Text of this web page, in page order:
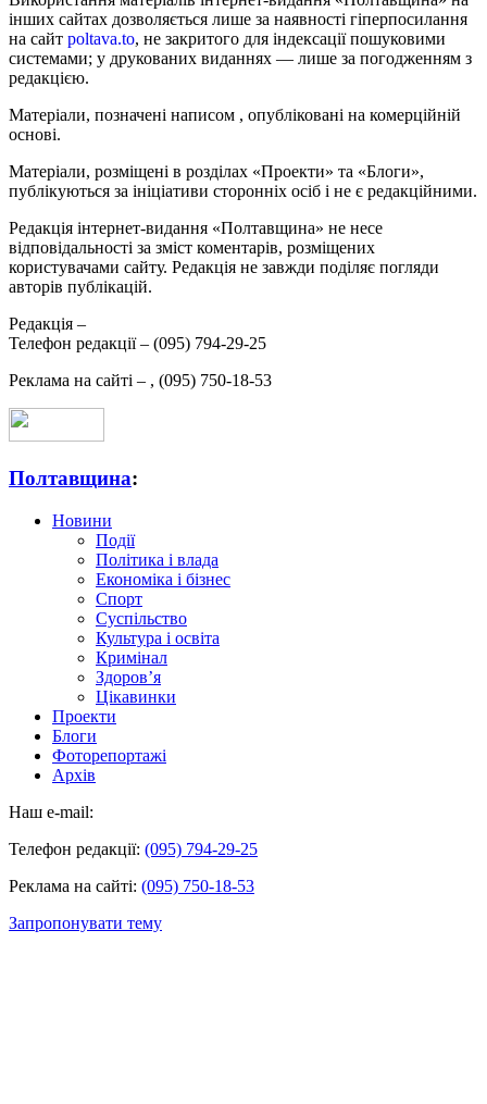
інших сайтах дозволяється лише за наявності гіперпосилання
на сайт poltava.to, не закритого для індексації пошуковими
системами; у друкованих виданнях — лише за погодженням з
редакцією.
Матеріали, позначені написом , опубліковані на комерційній
основі.
Матеріали, розміщені в розділах «Проекти» та «Блоги»,
публікуються за ініціативи сторонніх осіб і не є редакційними.
Редакція інтернет-видання «Полтавщина» не несе
відповідальності за зміст коментарів, розміщених
користувачами сайту. Редакція не завжди поділяє погляди
авторів публікацій.
Редакція –
Телефон редакції – (095) 794-29-25
Реклама на сайті – , (095) 750-18-53
Полтавщина:
Новини
Події
Політика і влада
Економіка і бізнес
Спорт
Суспільство
Культура і освіта
Кримінал
Здоров’я
Цікавинки
Проекти
Блоги
Фоторепортажі
Архів
Наш e-mail:
Телефон редакції: (095) 794-29-25
Реклама на сайті: (095) 750-18-53
Запропонувати тему